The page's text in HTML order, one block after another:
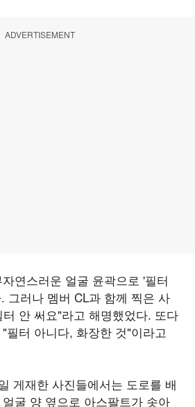
ADVERTISEMENT
연스러운 얼굴 윤곽으로 '필터
그러나 멤버 CL과 함께 찍은 사
안 써요"라고 해명했었다. 또다
필터 아니다, 화장한 것"이라고
게재한 사진들에서는 도로를 배
굴 양 옆으로 아스팔트가 솟아